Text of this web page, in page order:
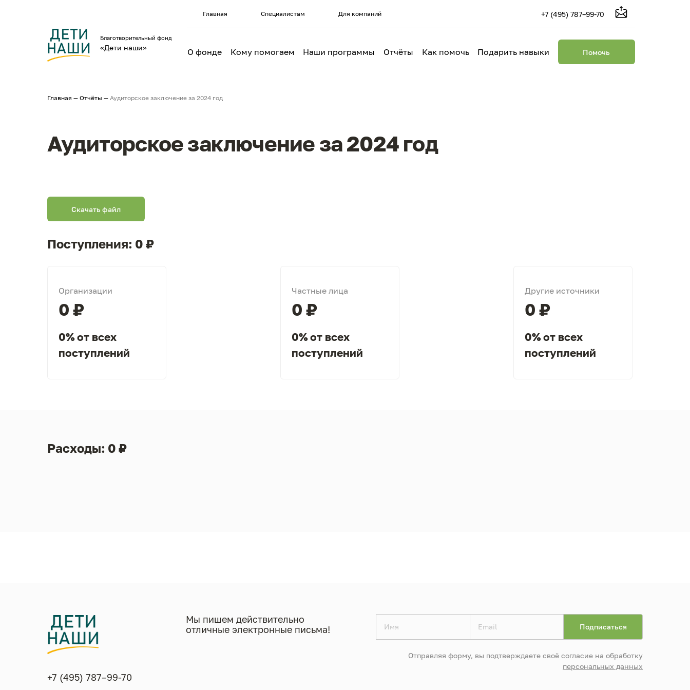
Благотворительный фонд
«Дети наши»
Главная Специалистам Для компаний +7 (495) 787–99-70
О фонде Кому помогаем Наши программы Отчёты Как помочь Подарить навыки Помочь
Главная — Отчёты — Аудиторское заключение за 2024 год
Аудиторское заключение за 2024 год
Скачать файл
Поступления: 0 ₽
Организации
0 ₽
0% от всех
поступлений
Частные лица
0 ₽
0% от всех
поступлений
Другие источники
0 ₽
0% от всех
поступлений
Расходы: 0 ₽
+7 (495) 787–99-70
Мы пишем действительно
отличные электронные письма!
Отправляя форму, вы подтверждаете своё согласие на обработку
персональных данных